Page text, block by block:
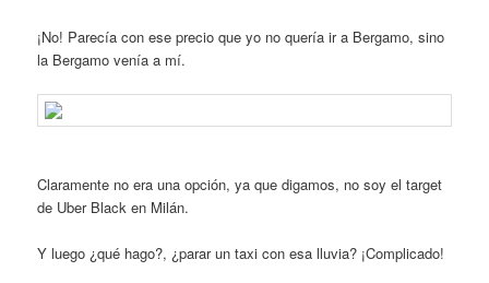
¡No! Parecía con ese precio que yo no quería ir a Bergamo, sino
la Bergamo venía a mí.
Claramente no era una opción, ya que digamos, no soy el target
de Uber Black en Milán.
Y luego ¿qué hago?, ¿parar un taxi con esa lluvia? ¡Complicado!